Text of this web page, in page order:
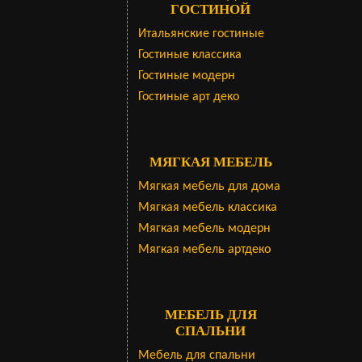
ГОСТИНОЙ
Итальянские гостиные
Гостиные классика
Гостиные модерн
Гостиные арт деко
МЯГКАЯ МЕБЕЛЬ
Мягкая мебель для дома
Мягкая мебель классика
Мягкая мебель модерн
Мягкая мебель артдеко
МЕБЕЛЬ ДЛЯ
СПАЛЬНИ
Мебель для спальни